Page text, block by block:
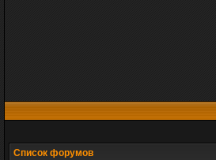
Список форумов